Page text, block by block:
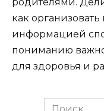
как
информацией
пониманию
для здоровья и
Search